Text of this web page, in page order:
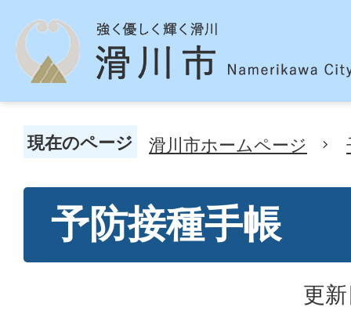
現在のページ 滑川市ホームページ
予防接種手帳
更